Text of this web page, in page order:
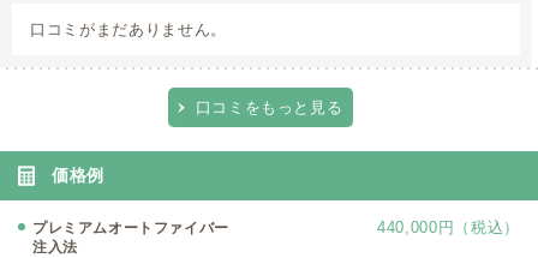
口コミがまだありません。
口コミをもっと見る
価格例
プレミアムオートファイバー
注入法
440,000円（税込）